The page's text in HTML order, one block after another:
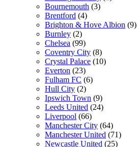
Bournemouth (3)
Brentford (4)
Brighton & Hove Albion (9)
Burnley (2)
Chelsea (99)
Coventry City (8)
Crystal Palace (10)
Everton (23)
Fulham FC (6)
Hull City (2)
Ipswich Town (9)
Leeds United (24)
Liverpool (66)
Manchester City (64)
Manchester United (71)
Newcastle United (25)